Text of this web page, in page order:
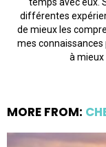
temps avec eux.
différentes
de mieux les
mes connaissances
à mieux
MORE FROM: